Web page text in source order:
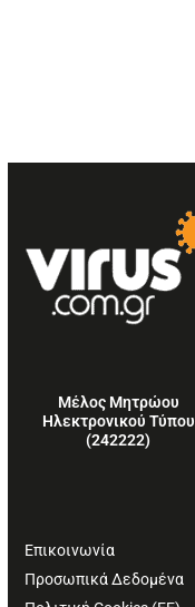
Μέλος Μητρώου
Ηλεκτρονικού Τύπου
(242222)
Επικοινωνία
Προσωπικά Δεδομένα